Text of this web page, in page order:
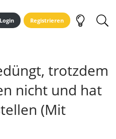
Login Registrieren
trotzdem
nicht und hat
(Mit